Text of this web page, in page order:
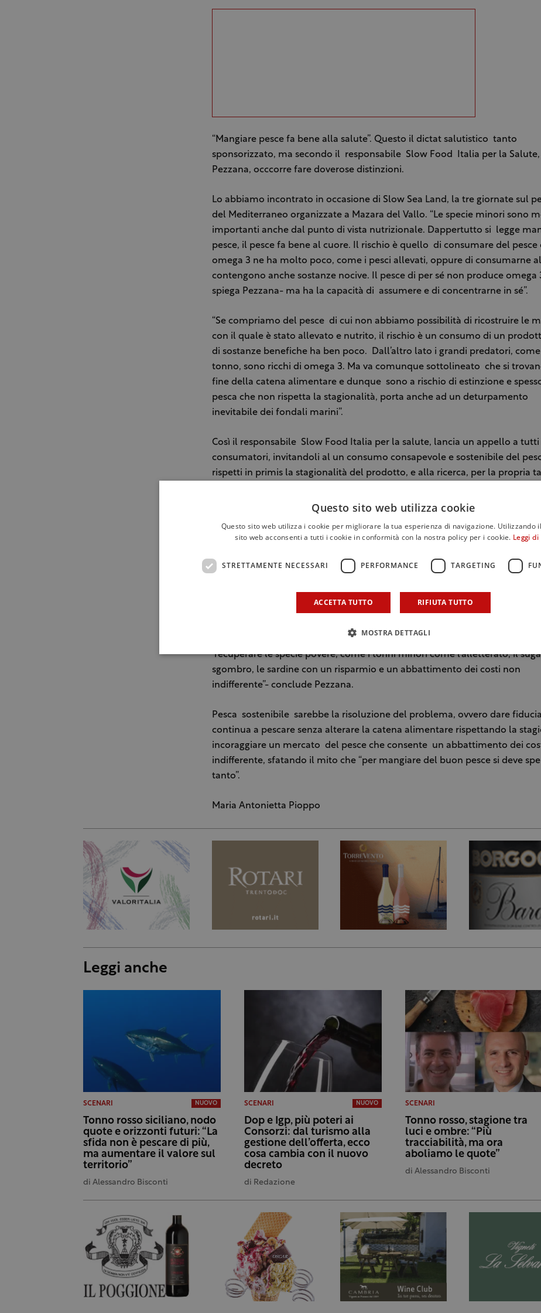
“Mangiare pesce fa bene alla salute”. Questo il dictat salutistico tanto
sponsorizzato, ma secondo il responsabile Slow Food Italia per la Salute,
Pezzana, occcorre fare doverose distinzioni.
Lo abbiamo incontrato in occasione di Slow Sea Land, la tre giornate sul
del Mediterraneo organizzate a Mazara del Vallo. “Le specie minori sono
importanti anche dal punto di vista nutrizionale. Dappertutto si legge
pesce, il pesce fa bene al cuore. Il rischio è quello di consumare del pesce
omega 3 ne ha molto poco, come i pesci allevati, oppure di consumarne
contengono anche sostanze nocive. Il pesce di per sé non produce omega
spiega Pezzana- ma ha la capacità di assumere e di concentrarne in sé”.
“Se compriamo del pesce di cui non abbiamo possibilità di ricostruire le
con il quale è stato allevato e nutrito, il rischio è un consumo di un
di sostanze benefiche ha ben poco. Dall’altro lato i grandi predatori,
tonno, sono ricchi di omega 3. Ma va comunque sottolineato che si
fine della catena alimentare e dunque sono a rischio di estinzione e
pesca che non rispetta la stagionalità, porta anche ad un deturpamento
inevitabile dei fondali marini”.
Così il responsabile Slow Food Italia per la salute, lancia un appello a tutti
consumatori, invitandoli al un consumo consapevole e sostenibile del
rispetti in primis la stagionalità del prodotto, e alla ricerca, per la propria
quello di mangiare pesce per dare anche riconoscimento alle piccole
inserite perfettamente nella catena alimentare e che di sostanze nocive,
partire dalle scuole, facendo conoscere ai bambini i prodotti del nostro
Bisogna guardare un po’ alla tradizione, alla nostra cultura, cercando di
recuperare le specie povere, come i tonni minori come l’alletterato, il
sgombro, le sardine con un risparmio e un abbattimento dei costi non
indifferente”- conclude Pezzana.
Pesca sostenibile sarebbe la risoluzione del problema, ovvero dare
continua a pescare senza alterare la catena alimentare rispettando la
incoraggiare un mercato del pesce che consente un abbattimento dei
indifferente, sfatando il mito che “per mangiare del buon pesce si deve
tanto”.
Maria Antonietta Pioppo
Leggi anche
SCENARI NUOVO
Tonno rosso siciliano, nodo
quote e orizzonti futuri: “La
sfida non è pescare di più,
ma aumentare il valore sul
territorio”
di Alessandro Bisconti
SCENARI NUOVO
Dop e Igp, più poteri ai
Consorzi: dal turismo alla
gestione dell’offerta, ecco
cosa cambia con il nuovo
decreto
di Redazione
SCENARI
Tonno rosso, stagione tra
luci e ombre: “Più
tracciabilità, ma ora
aboliamo le quote”
di Alessandro Bisconti
Questo sito web utilizza cookie
Questo sito web utilizza i cookie per migliorare la tua esperienza di navigazione. Utilizzando
sito web acconsenti a tutti i cookie in conformità con la nostra policy per i cookie. Leggi di
STRETTAMENTE NECESSARI PERFORMANCE TARGETING
ACCETTA TUTTO RIFIUTA TUTTO
MOSTRA DETTAGLI